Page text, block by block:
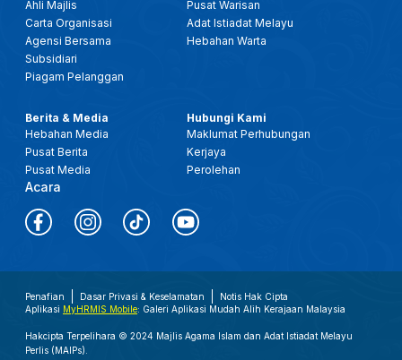
Ahli Majlis
Carta Organisasi
Agensi Bersama
Subsidiari
Piagam Pelanggan
Pusat Warisan
Adat Istiadat Melayu
Hebahan Warta
Berita & Media
Hebahan Media
Pusat Berita
Pusat Media
Acara
Hubungi Kami
Maklumat Perhubungan
Kerjaya
Perolehan
Penafian Dasar Privasi & Keselamatan
Notis Hak Cipta
Aplikasi MyHRMIS Mobile: Galeri Aplikasi Mudah Alih Kerajaan Malaysia
Hakcipta Terpelihara © 2024 Majlis Agama Islam dan Adat Istiadat Melayu
Perlis (MAIPs).